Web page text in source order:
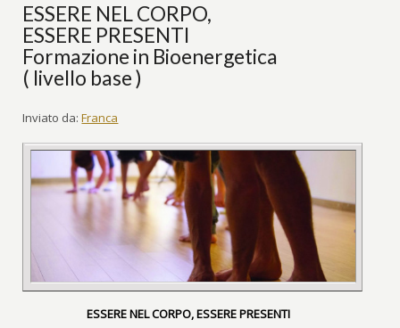
ESSERE NEL CORPO,
ESSERE PRESENTI
Formazione in Bioenergetica
( livello base )
Inviato da: Franca
ESSERE NEL CORPO, ESSERE PRESENTI